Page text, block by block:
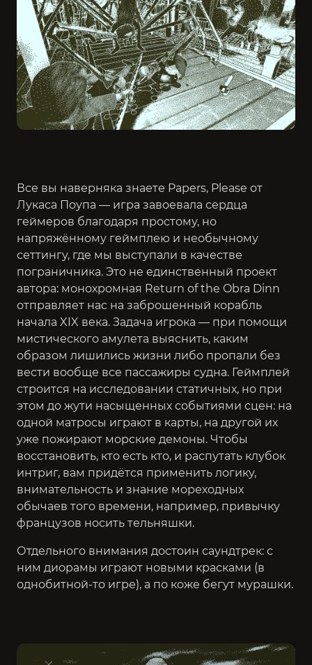
Все вы наверняка знаете Papers, Please от
Лукаса Поупа — игра завоевала сердца
геймеров благодаря простому, но
напряжённому геймплею и необычному
сеттингу, где мы выступали в качестве
пограничника. Это не единственный проект
автора: монохромная Return of the Obra Dinn
отправляет нас на заброшенный корабль
начала XIX века. Задача игрока — при помощи
мистического амулета выяснить, каким
образом лишились жизни либо пропали без
вести вообще все пассажиры судна. Геймплей
строится на исследовании статичных, но при
этом до жути насыщенных событиями сцен: на
одной матросы играют в карты, на другой их
уже пожирают морские демоны. Чтобы
восстановить, кто есть кто, и распутать клубок
интриг, вам придётся применить логику,
внимательность и знание мореходных
обычаев того времени, например, привычку
французов носить тельняшки.
Отдельного внимания достоин саундтрек: с
ним диорамы играют новыми красками (в
однобитной-то игре), а по коже бегут мурашки.